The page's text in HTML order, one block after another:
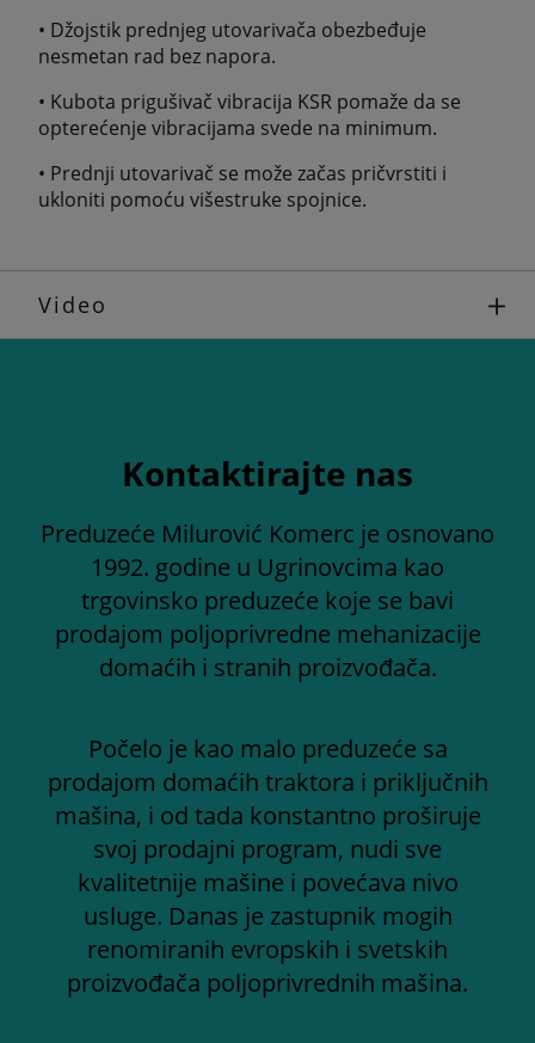
• Džojstik prednjeg utovarivača obezbeđuje
nesmetan rad bez napora.
• Kubota prigušivač vibracija KSR pomaže da se
opterećenje vibracijama svede na minimum.
• Prednji utovarivač se može začas pričvrstiti i
ukloniti pomoću višestruke spojnice.
Video
Kontaktirajte nas
Preduzeće Milurović Komerc je osnovano
1992. godine u Ugrinovcima kao
trgovinsko preduzeće koje se bavi
prodajom poljoprivredne mehanizacije
domaćih i stranih proizvođača.
Počelo je kao malo preduzeće sa
prodajom domaćih traktora i priključnih
mašina, i od tada konstantno proširuje
svoj prodajni program, nudi sve
kvalitetnije mašine i povećava nivo
usluge. Danas je zastupnik mogih
renomiranih evropskih i svetskih
proizvođača poljoprivrednih mašina.